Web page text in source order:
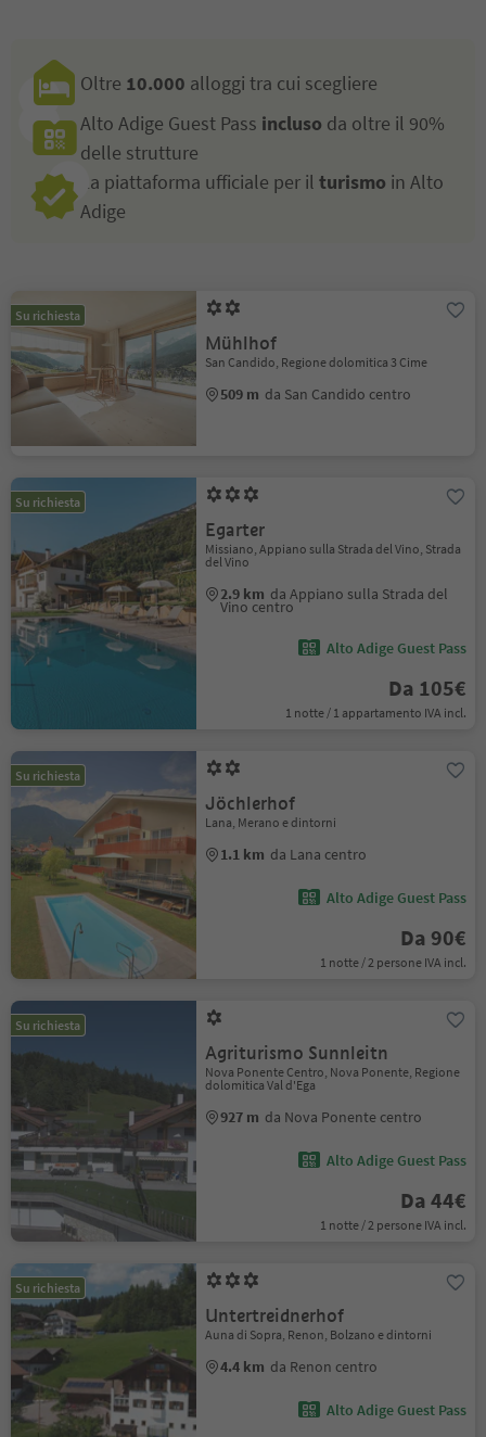
Oltre 10.000 alloggi tra cui scegliere
Alto Adige Guest Pass incluso da oltre il 90%
delle strutture
La piattaforma ufficiale per il turismo in Alto
Adige
Su richiesta
Mühlhof
San Candido, Regione dolomitica 3 Cime
509 m da San Candido centro
Su richiesta
Egarter
Missiano, Appiano sulla Strada del Vino, Strada
del Vino
2.9 km da Appiano sulla Strada del
Vino centro
Alto Adige Guest Pass
Da 105€
1 notte / 1 appartamento IVA incl.
Su richiesta
Jöchlerhof
Lana, Merano e dintorni
1.1 km da Lana centro
Alto Adige Guest Pass
Da 90€
1 notte / 2 persone IVA incl.
Su richiesta
Agriturismo Sunnleitn
Nova Ponente Centro, Nova Ponente, Regione
dolomitica Val d'Ega
927 m da Nova Ponente centro
Alto Adige Guest Pass
Da 44€
1 notte / 2 persone IVA incl.
Su richiesta
Untertreidnerhof
Auna di Sopra, Renon, Bolzano e dintorni
4.4 km da Renon centro
Alto Adige Guest Pass